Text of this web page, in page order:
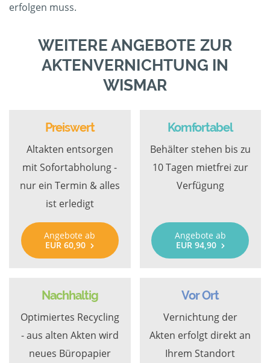
erfolgen muss.
WEITERE ANGEBOTE ZUR
AKTENVERNICHTUNG IN
WISMAR
Preiswert
Altakten entsorgen
mit Sofortabholung -
nur ein Termin & alles
ist erledigt
Angebote ab
EUR 60,90
Komfortabel
Behälter stehen bis zu
10 Tagen mietfrei zur
Verfügung
Angebote ab
EUR 94,90
Nachhaltig
Optimiertes Recycling
- aus alten Akten wird
neues Büropapier
Vor Ort
Vernichtung der
Akten erfolgt direkt an
Ihrem Standort